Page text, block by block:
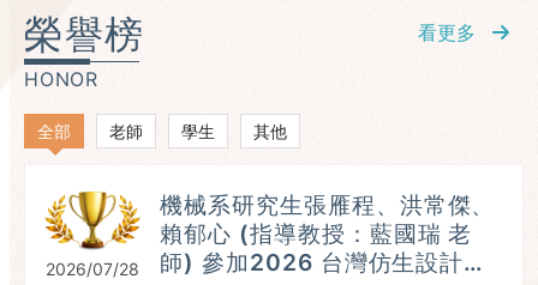
榮譽榜
HONOR
全部 老師 學生 其他
看更多
2026/07/28
機械系研究生張雁程、洪常傑、
賴郁心 (指導教授：藍國瑞 老
師) 參加2026 台灣仿生設計競